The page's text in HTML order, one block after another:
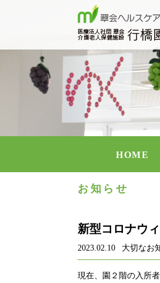
HOME
お知らせ
新型コロナウ
2023.02.10 大切なお
現在、園２階の入所